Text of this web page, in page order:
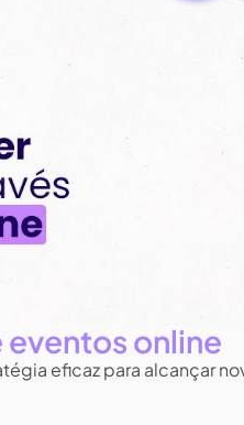
online
eficaz para alcançar